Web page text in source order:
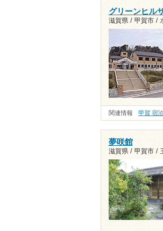
グリーンヒル
滋賀県 / 甲賀市 /
関連情報 甲賀 宿泊
夢咲館
滋賀県 / 甲賀市 /